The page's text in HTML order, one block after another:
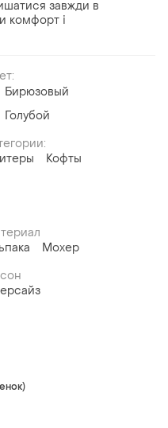
завжди в
комфорт і
Бирюзовый
Голубой
Кофты
Мохер